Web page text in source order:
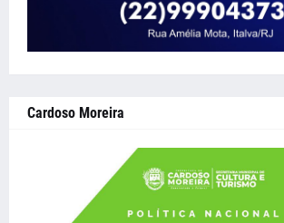
Cardoso Moreira